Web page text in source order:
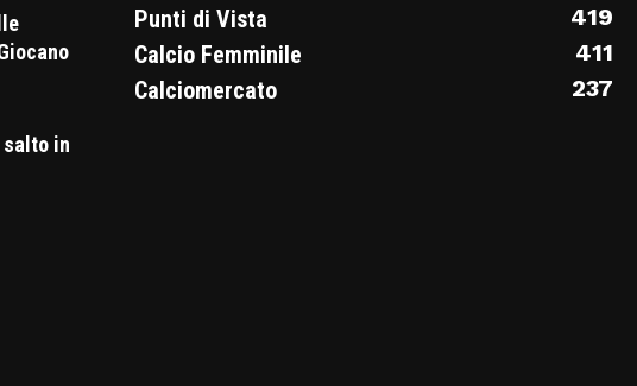
in
Punti di Vista
419
Calcio Femminile
411
Calciomercato
237